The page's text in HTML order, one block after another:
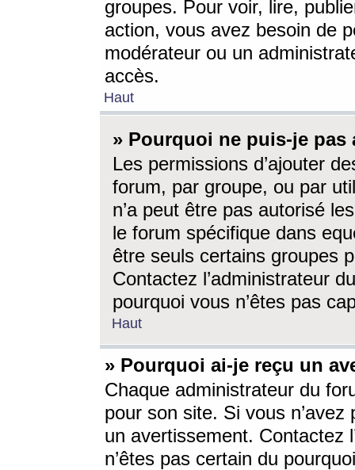
groupes. Pour voir, lire,
action, vous avez besoin de
modérateur ou un
accès.
Haut
» Pourquoi ne puis-je
Les permissions d’ajouter
forum, par groupe, ou par
n’a peut être pas autorisé
le forum spécifique dans
être seuls certains groupes
Contactez l’administrateur
pourquoi vous n’êtes pas
Haut
» Pourquoi ai-je reçu un
Chaque administrateur du
pour son site. Si vous
un avertissement. Contactez
n’êtes pas certain du